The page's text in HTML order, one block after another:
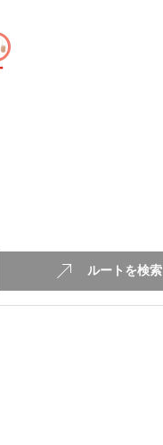
ルートを検索